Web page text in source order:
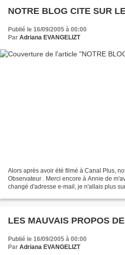
NOTRE BLOG CITE SUR
Publié le 16/09/2005 à 00:00
Par Adriana EVANGELIZT
Alors après avoir été filmé à Canal Plus,
Observateur . Merci encore à Annie de
changé d'adresse e-mail, je n'allais plus
LES MAUVAIS PROPOS
Publié le 16/09/2005 à 00:00
Par Adriana EVANGELIZT